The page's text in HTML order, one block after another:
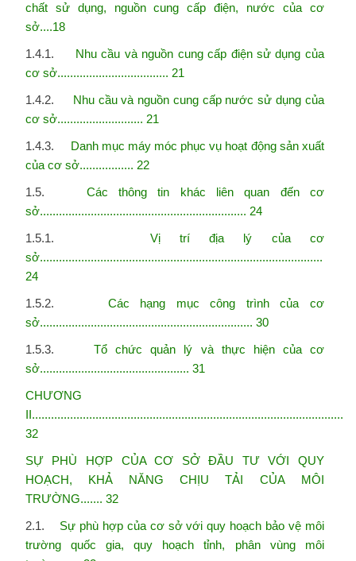
chất sử dụng, nguồn cung cấp điện, nước
của cơ
sở....18
1.4.1. Nhu cầu và nguồn cung cấp điện sử dụng của
cơ sở................................... 21
1.4.2. Nhu cầu và nguồn cung cấp nước sử dụng của
cơ sở........................... 21
1.4.3. Danh mục máy móc phục vụ hoạt động sản xuất
của cơ sở................. 22
1.5. Các thông tin khác liên quan đến cơ
sở................................................................. 24
1.5.1. Vị trí địa lý của cơ
sở.........................................................................................
24
1.5.2. Các hạng mục công trình của cơ
sở................................................................... 30
1.5.3.Tổ chức quản lý và thực hiện của cơ
sở............................................... 31
CHƯƠNG
II..................................................................................................
32
SỰ PHÙ HỢP CỦA CƠ SỞ ĐẦU TƯ VỚI QUY
HOẠCH, KHẢ NĂNG CHỊU TẢI CỦA
MÔI
TRƯỜNG....... 32
2.1. Sự phù hợp của cơ sở với quy hoạch bảo vệ môi
trường quốc gia, quy hoạch tỉnh, phân vùng
môi